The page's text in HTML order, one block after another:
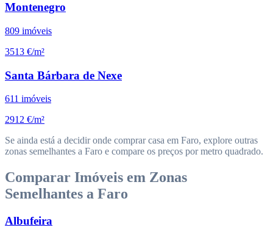
Montenegro
809 imóveis
3513 €/m²
Santa Bárbara de Nexe
611 imóveis
2912 €/m²
Se ainda está a decidir onde comprar casa em Faro, explore outras
zonas semelhantes a Faro e compare os preços por metro quadrado.
Comparar Imóveis em Zonas
Semelhantes a Faro
Albufeira